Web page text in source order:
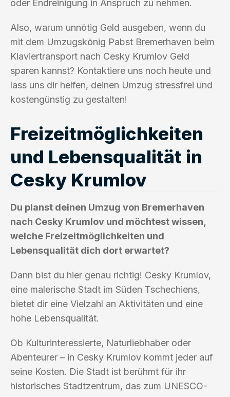
oder Endreinigung in Anspruch zu nehmen.
Also, warum unnötig Geld ausgeben, wenn du
mit dem Umzugskönig Pabst Bremerhaven beim
Klaviertransport nach Cesky Krumlov Geld
sparen kannst? Kontaktiere uns noch heute und
lass uns dir helfen, deinen Umzug stressfrei und
kostengünstig zu gestalten!
Freizeitmöglichkeiten
und Lebensqualität in
Cesky Krumlov
Du planst deinen Umzug von Bremerhaven
nach Cesky Krumlov und möchtest wissen,
welche Freizeitmöglichkeiten und
Lebensqualität dich dort erwartet?
Dann bist du hier genau richtig! Cesky Krumlov,
eine malerische Stadt im Süden Tschechiens,
bietet dir eine Vielzahl an Aktivitäten und eine
hohe Lebensqualität.
Ob Kulturinteressierte, Naturliebhaber oder
Abenteurer – in Cesky Krumlov kommt jeder auf
seine Kosten. Die Stadt ist berühmt für ihr
historisches Stadtzentrum, das zum UNESCO-